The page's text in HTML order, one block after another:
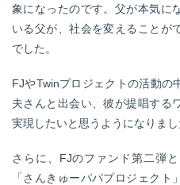
象になったのです。父が本気に
いる父が、社会を変えることが
でした。
FJやTwinプロジェクトの活動の
夫さんと出会い、彼が提唱する
実現したいと思うようになりまし
さらに、FJのファンド第二弾
「さんきゅーパパプロジェク